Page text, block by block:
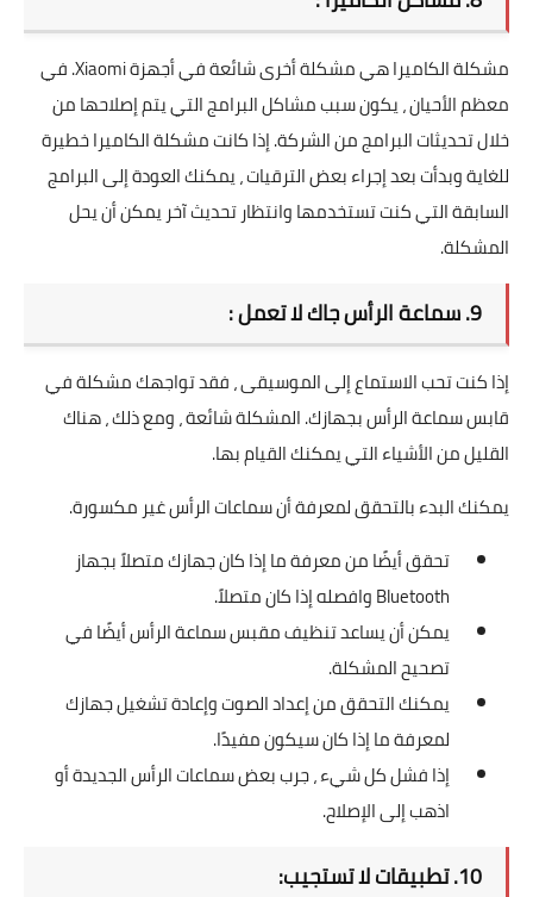
مشكلة الكاميرا هي مشكلة أخرى شائعة في أجهزة Xiaomi. في
معظم الأحيان ، يكون سبب مشاكل البرامج التي يتم إصلاحها من
خلال تحديثات البرامج من الشركة. إذا كانت مشكلة الكاميرا خطيرة
للغاية وبدأت بعد إجراء بعض الترقيات ، يمكنك العودة إلى البرامج
السابقة التي كنت تستخدمها وانتظار تحديث آخر يمكن أن يحل
المشكلة.
9. سماعة الرأس جاك لا تعمل :
إذا كنت تحب الاستماع إلى الموسيقى ، فقد تواجهك مشكلة في
قابس سماعة الرأس بجهازك. المشكلة شائعة ، ومع ذلك ، هناك
القليل من الأشياء التي يمكنك القيام بها.
يمكنك البدء بالتحقق لمعرفة أن سماعات الرأس غير مكسورة.
تحقق أيضًا من معرفة ما إذا كان جهازك متصلاً بجهاز
Bluetooth وافصله إذا كان متصلاً.
يمكن أن يساعد تنظيف مقبس سماعة الرأس أيضًا في
تصحيح المشكلة.
يمكنك التحقق من إعداد الصوت وإعادة تشغيل جهازك
لمعرفة ما إذا كان سيكون مفيدًا.
إذا فشل كل شيء ، جرب بعض سماعات الرأس الجديدة أو
اذهب إلى الإصلاح.
10. تطبيقات لا تستجيب: